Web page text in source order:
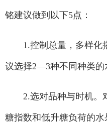
铭建议做到以下5点：
1.控制总量，多样化
议选择2—3种不同种类的
2.选对品种与时机。
糖指数和低升糖负荷的水